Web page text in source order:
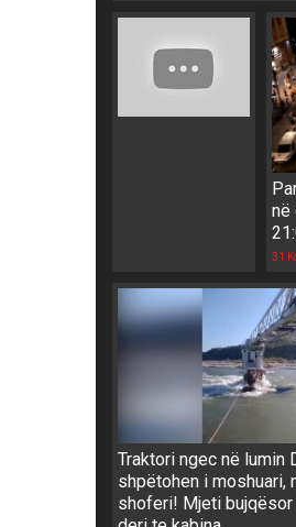
në
31
Traktori ngec në lumin
shpëtohen i moshuari,
shoferi! Mjeti